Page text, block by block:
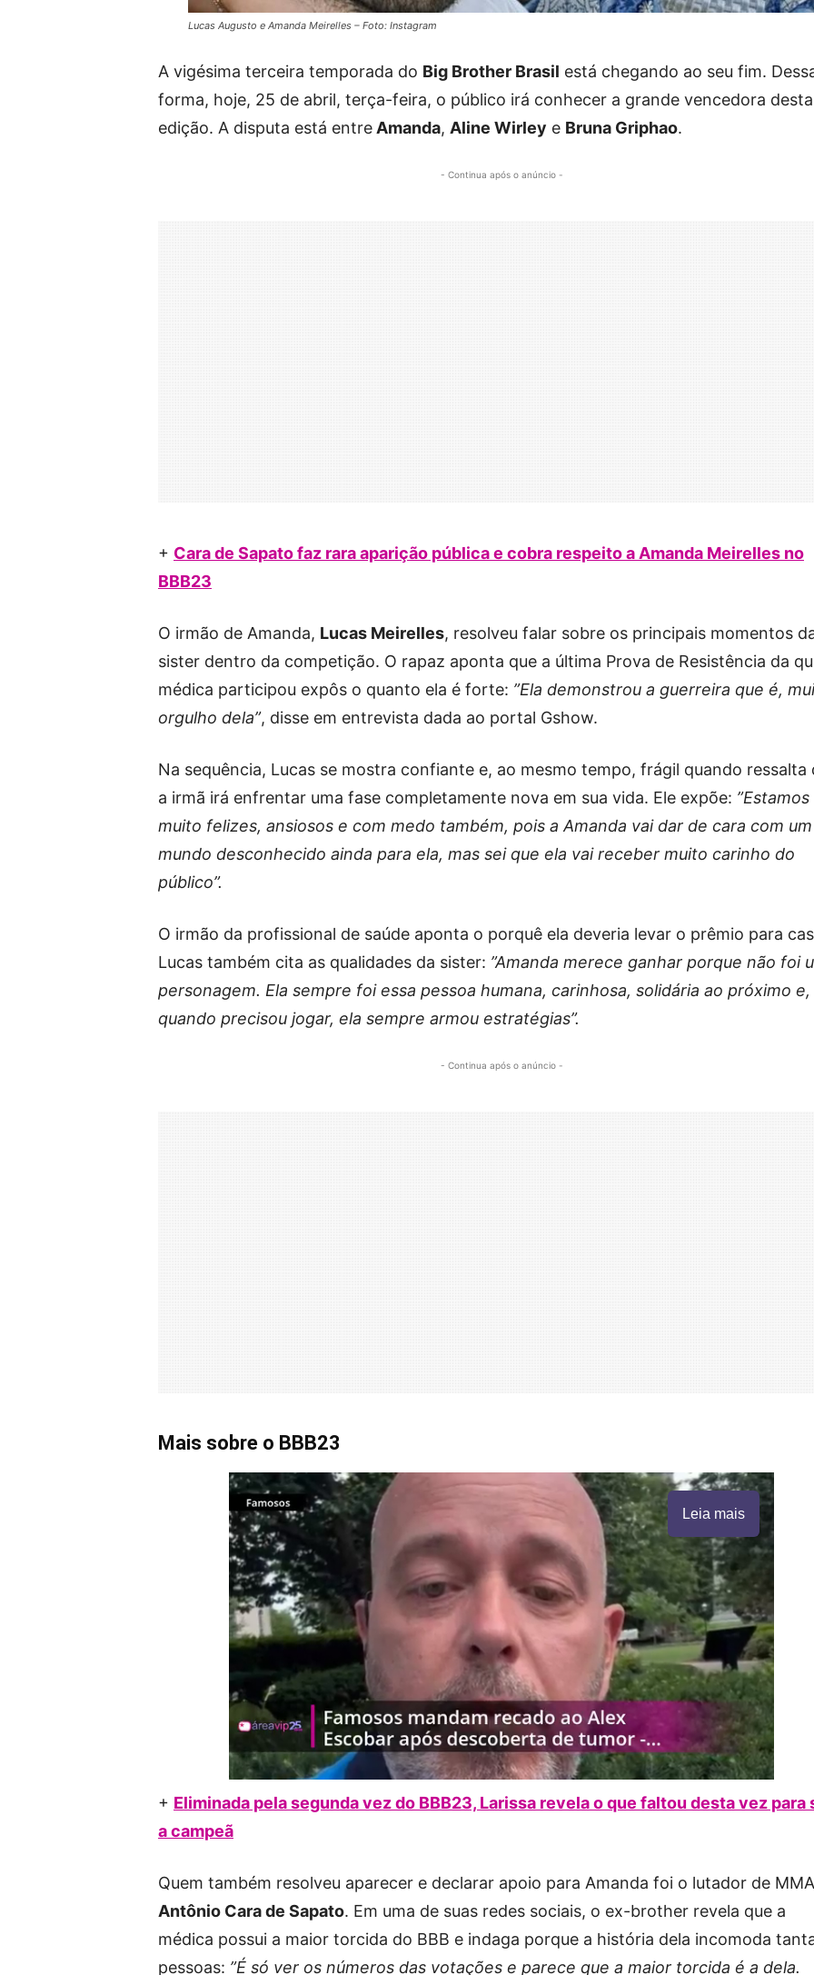
Lucas Augusto e Amanda Meirelles – Foto: Instagram
A vigésima terceira temporada do Big Brother Brasil está chegando ao seu fim.
forma, hoje, 25 de abril, terça-feira, o público irá conhecer a grande vencedora desta
edição. A disputa está entre Amanda, Aline Wirley e Bruna Griphao.
- Continua após o anúncio -
+ Cara de Sapato faz rara aparição pública e cobra respeito a Amanda Meirelles no
BBB23
O irmão de Amanda, Lucas Meirelles, resolveu falar sobre os principais momentos
sister dentro da competição. O rapaz aponta que a última Prova de Resistência da
médica participou expôs o quanto ela é forte: ”Ela demonstrou a guerreira que é,
orgulho dela”, disse em entrevista dada ao portal Gshow.
Na sequência, Lucas se mostra confiante e, ao mesmo tempo, frágil quando ressalta
a irmã irá enfrentar uma fase completamente nova em sua vida. Ele expõe: ”Estamos
muito felizes, ansiosos e com medo também, pois a Amanda vai dar de cara com um
mundo desconhecido ainda para ela, mas sei que ela vai receber muito carinho do
público”.
O irmão da profissional de saúde aponta o porquê ela deveria levar o prêmio para
Lucas também cita as qualidades da sister: ”Amanda merece ganhar porque não foi
personagem. Ela sempre foi essa pessoa humana, carinhosa, solidária ao próximo e,
quando precisou jogar, ela sempre armou estratégias”.
- Continua após o anúncio -
Mais sobre o BBB23
Leia mais
+ Eliminada pela segunda vez do BBB23, Larissa revela o que faltou desta vez para
a campeã
Quem também resolveu aparecer e declarar apoio para Amanda foi o lutador de MMA
Antônio Cara de Sapato. Em uma de suas redes sociais, o ex-brother revela que a
médica possui a maior torcida do BBB e indaga porque a história dela incomoda
pessoas: ”É só ver os números das votações e parece que a maior torcida é a dela.